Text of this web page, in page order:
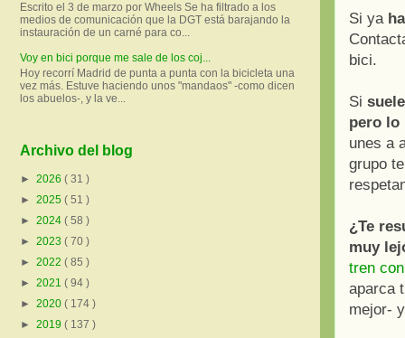
Si ya
bici.
Si
pero lo
unes a
grupo
¿Te
muy
tren
aparca
mejor-
Escrito el 3 de marzo por Wheels Se ha filtrado a los
medios de comunicación que la DGT está barajando la
instauración de un carné para co...
Voy en bici porque me sale de los coj...
Hoy recorrí Madrid de punta a punta con la bicicleta una
vez más. Estuve haciendo unos "mandaos" -como dicen
los abuelos-, y la ve...
Archivo del blog
► 2026 ( 31 )
► 2025 ( 51 )
► 2024 ( 58 )
► 2023 ( 70 )
► 2022 ( 85 )
► 2021 ( 94 )
► 2020 ( 174 )
► 2019 ( 137 )